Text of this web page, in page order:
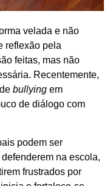
velada e não
reflexão pela
feitas, mas não
Recentemente,
bullying em
de diálogo com
podem ser
na escola,
frustrados por